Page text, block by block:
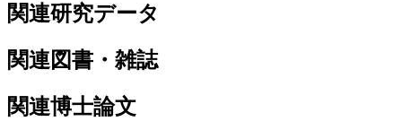
関連研究データ
関連図書・雑誌
関連博士論文